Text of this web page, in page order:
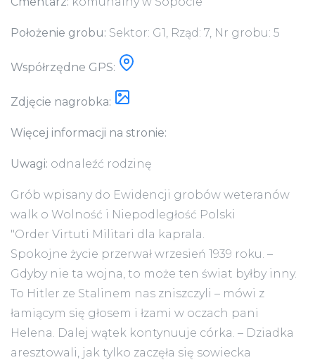
Położenie grobu: Sektor: G1, Rząd: 7, Nr grobu: 5
Współrzędne GPS:
Zdjęcie nagrobka:
Więcej informacji na stronie:
Uwagi: odnaleźć rodzinę
Grób wpisany do Ewidencji grobów weteranów
walk o Wolność i Niepodległość Polski
"Order Virtuti Militari dla kaprala.
Spokojne życie przerwał wrzesień 1939 roku. –
Gdyby nie ta wojna, to może ten świat byłby inny.
To Hitler ze Stalinem nas zniszczyli – mówi z
łamiącym się głosem i łzami w oczach pani
Helena. Dalej wątek kontynuuje córka. – Dziadka
aresztowali, jak tylko zaczęła się sowiecka